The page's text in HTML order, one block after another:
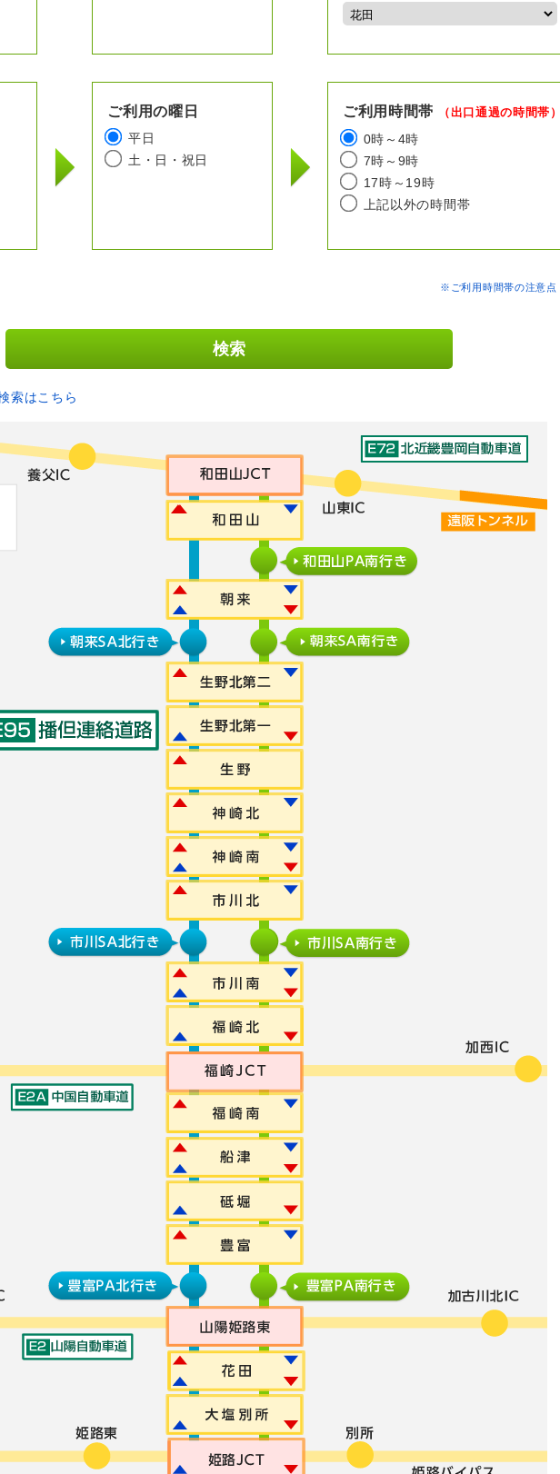
ご利用の曜日
平日
土・日・祝日
ご利用時間帯 （出口通過の時間帯
0時～4時
7時～9時
17時～19時
上記以外の時間帯
※ご利用時間帯の注意
索はこちら